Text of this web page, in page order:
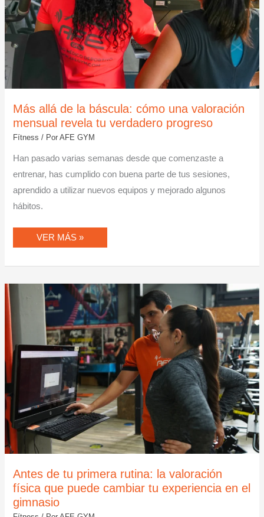
Más allá de la báscula: cómo una valoración
mensual revela tu verdadero progreso
Fítness / PorAFE GYM
Han pasado varias semanas desde que comenzaste a
entrenar, has cumplido con buena parte de tus sesiones,
aprendido a utilizar nuevos equipos y mejorado algunos
hábitos.
TU
VERDADERO
PROGRESO
VER MÁS »
Antes de tu primera rutina: la valoración
física que puede cambiar tu experiencia en el
gimnasio
ANTES
DE
TU
PRIMERA
RUTINA:
LA
VALORACIÓN
FÍSICA
QUE
PUEDE
CAMBIAR
TU
EXPERIENCIA
EN
EL
GIMNASIO